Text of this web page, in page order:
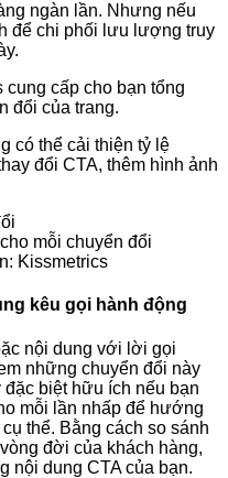
ngàn lần. Nhưng nếu
để chi phối lưu lượng truy
cấp cho bạn tổng
đổi của trang.
có thể cải thiện tỷ lệ
đổi CTA, thêm hình ảnh
mỗi chuyển đổi
Kissmetrics
kêu gọi hành động
nội dung với lời gọi
những chuyển đổi này
biệt hữu ích nếu bạn
mỗi lần nhấp để hướng
thể. Bằng cách so sánh
đời của khách hàng,
nội dung CTA của bạn.